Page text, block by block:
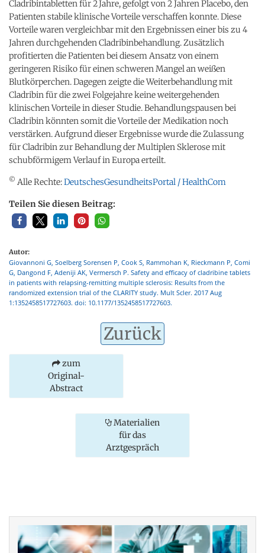
Cladribintabletten für 2 Jahre, gefolgt von 2 Jahren Placebo, den
Patienten stabile klinische Vorteile verschaffen konnte. Diese
Vorteile waren vergleichbar mit den Ergebnissen einer bis zu 4
Jahren durchgehenden Cladribinbehandlung. Zusätzlich
profitierten die Patienten bei diesem Ansatz von einem
geringeren Risiko für einen schweren Mangel an weißen
Blutkörperchen. Dagegen zeigte die Weiterbehandlung mit
Cladribin für die zwei Folgejahre keine weitergehenden
klinischen Vorteile in dieser Studie. Behandlungspausen bei
Cladribin könnten somit die Vorteile der Medikation noch
verstärken. Aufgrund dieser Ergebnisse wurde die Zulassung
für Cladribin zur Behandlung der Multiplen Sklerose mit
schubförmigem Verlauf in Europa erteilt.
© Alle Rechte:DeutschesGesundheitsPortal / HealthCom
Teilen Sie diesen Beitrag:
Autor:
Giovannoni G, Soelberg Sorensen P, Cook S, Rammohan K, Rieckmann P, Comi
G, Dangond F, Adeniji AK, Vermersch P. Safety and efficacy of cladribine tablets
in patients with relapsing-remitting multiple sclerosis: Results from the
randomized extension trial of the CLARITY study. Mult Scler. 2017 Aug
1:1352458517727603. doi: 10.1177/1352458517727603.
Zurück
zum
Original-
Abstract
Materialien
für das
Arztgespräch